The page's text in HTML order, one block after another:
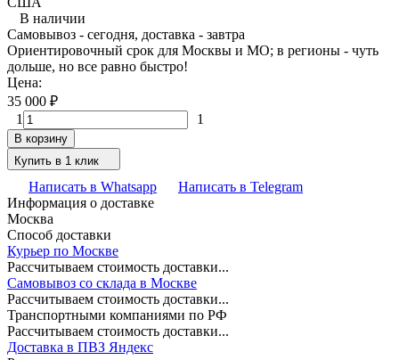
В наличии
Самовывоз - сегодня, доставка - завтра
Ориентировочный срок для Москвы и МО; в регионы - чуть
дольше, но все равно быстро!
Цена:
35 000 ₽
1
1
В корзину
Купить в 1 клик
Написать в Whatsapp
Написать в Telegram
Информация о доставке
Москва
Способ доставки
Курьер по Москве
Рассчитываем стоимость доставки...
Самовывоз со склада в Москве
Рассчитываем стоимость доставки...
Транспортными компаниями по РФ
Рассчитываем стоимость доставки...
Доставка в ПВЗ Яндекс